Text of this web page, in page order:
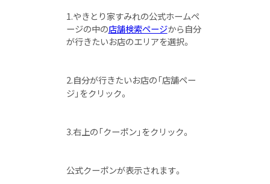
1.やきとり家すみれの公式ホームペ
ージの中の店舗検索ページから自分
が行きたいお店のエリアを選択。
2.自分が行きたいお店の「店舗ペー
ジ」をクリック。
3.右上の「クーポン」をクリック。
公式クーポンが表示されます。